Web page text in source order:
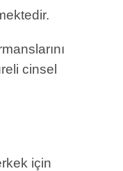
cinsel
için